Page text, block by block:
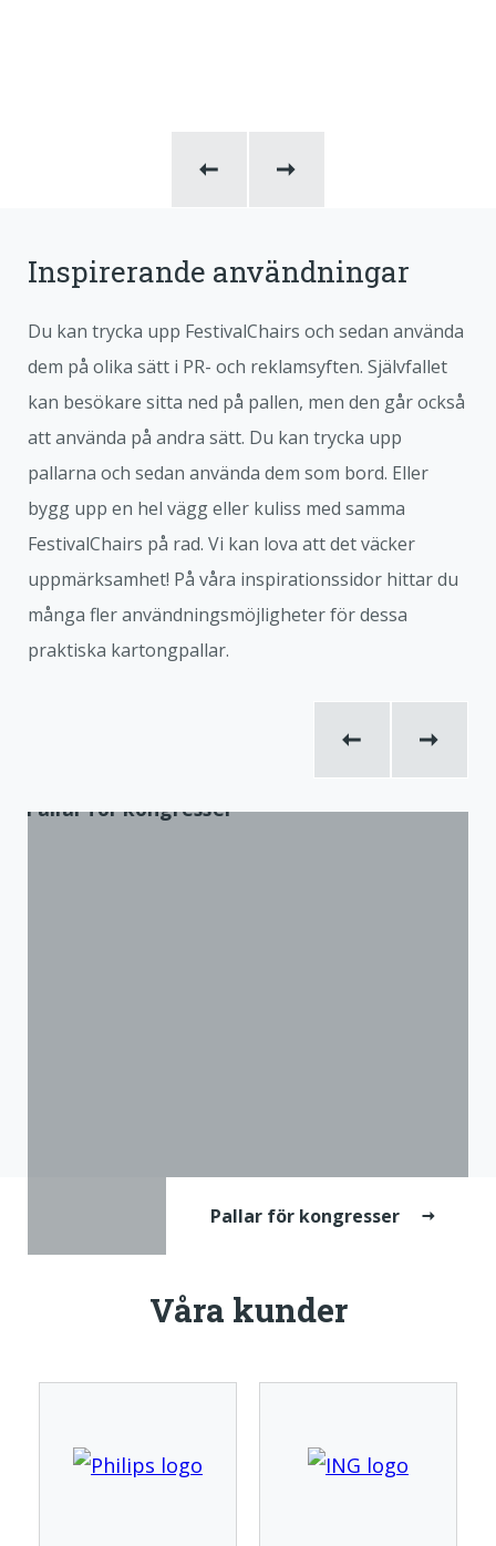
Inspirerande användningar
Du kan trycka upp FestivalChairs och sedan använda
dem på olika sätt i PR- och reklamsyften. Självfallet
kan besökare sitta ned på pallen, men den går också
att använda på andra sätt. Du kan trycka upp
pallarna och sedan använda dem som bord. Eller
bygg upp en hel vägg eller kuliss med samma
FestivalChairs på rad. Vi kan lova att det väcker
uppmärksamhet! På våra inspirationssidor hittar du
många fler användningsmöjligheter för dessa
praktiska kartongpallar.
Pallar för kongresser
Våra kunder